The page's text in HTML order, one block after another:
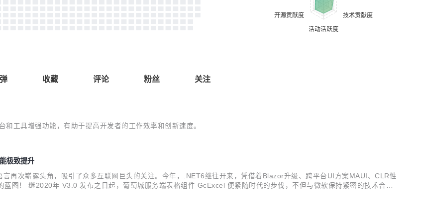
收藏 评论 粉丝 关注
工具增强功能，有助于提高开发者的工作效率和创新速度。
极致提升
再次崭露头角，吸引了众多互联网巨头的关注。今年，.NET6继往开来，凭借着Blazor升级、跨平台UI方案MAUI、CLR性
图！ 继2020年 V3.0 发布之日起，葡萄城服务端表格组件 GcExcel 便紧随时代的步伐，不但与微软保持紧密的技术合